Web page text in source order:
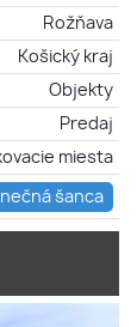
Rožňava
Košický kraj
Objekty
Predaj
miesta
šanca